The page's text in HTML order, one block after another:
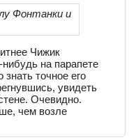
Фонтанки и
Чижик
на парапете
точное его
увидеть
Очевидно.
чем возле